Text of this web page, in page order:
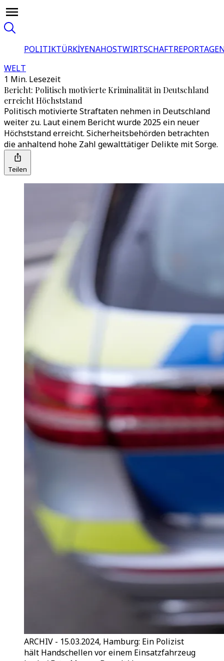
POLITIKTÜRKİYENAHOSTWIRTSCHAFT
WELT
1 Min. Lesezeit
Bericht: Politisch motivierte Kriminalität in Deutschland
erreicht Höchststand
Politisch motivierte Straftaten nehmen in Deutschland
weiter zu. Laut einem Bericht wurde 2025 ein neuer
Höchststand erreicht. Sicherheitsbehörden betrachten
die anhaltend hohe Zahl gewalttätiger Delikte mit Sorge.
Teilen
ARCHIV - 15.03.2024, Hamburg: Ein Polizist
hält Handschellen vor einem Einsatzfahrzeug